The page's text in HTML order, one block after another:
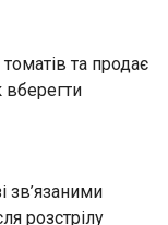
та продає
вберегти
зв’язаними
розстрілу